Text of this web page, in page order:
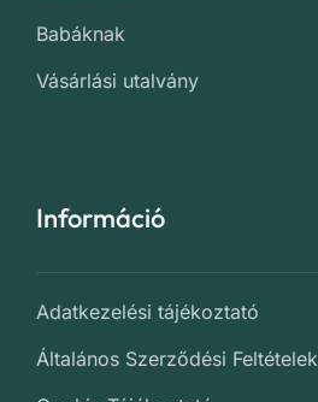
Babáknak
Vásárlási utalvány
Információ
Adatkezelési tájékoztató
Általános Szerződési Feltételek